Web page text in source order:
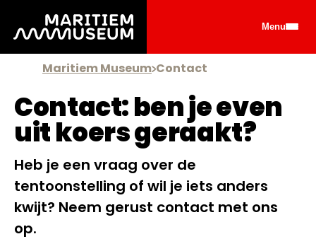
Ga naar de hoofdinhoud Menu
Maritiem Museum Contact
Contact: ben je even
uit koers geraakt?
Heb je een vraag over de
tentoonstelling of wil je iets anders
kwijt? Neem gerust contact met ons
op.